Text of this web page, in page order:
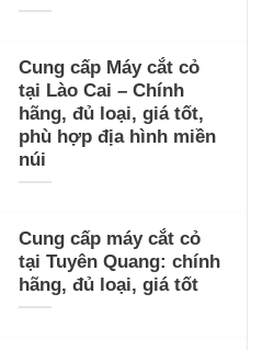
Cung cấp Máy cắt cỏ
tại Lào Cai – Chính
hãng, đủ loại, giá tốt,
phù hợp địa hình miền
núi
Cung cấp máy cắt cỏ
tại Tuyên Quang: chính
hãng, đủ loại, giá tốt